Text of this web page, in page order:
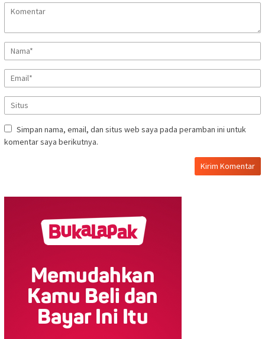
Simpan nama, email, dan situs web saya pada peramban ini untuk
komentar saya berikutnya.